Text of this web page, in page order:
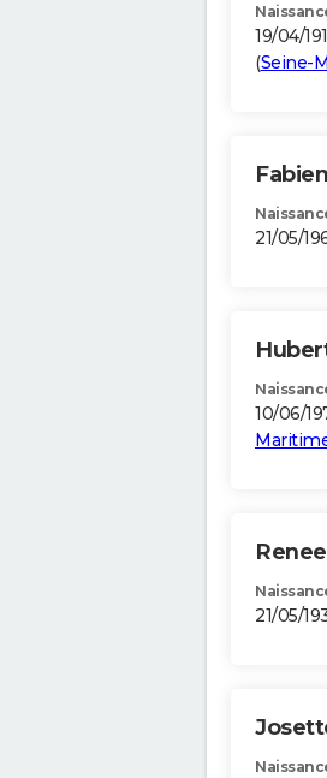
19/04/
(Seine-
21/05/
10/06/
21/05/